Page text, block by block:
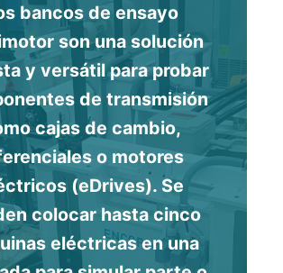
bancos de ensayo
son una solución
y versátil para probar
de transmisión
cajas de cambio,
o motores
(eDrives). Se
colocar hasta cinco
eléctricas en una